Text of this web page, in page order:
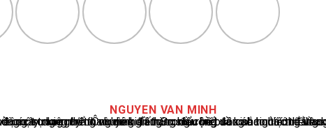
NGUYEN VAN MINH
Nguyễn Văn Minh là một trong những chuyên gia hàng đầu về báo cáo tin tức thể thao tại Việt Nam, với hơn 10 năm hoạt động trong ngành. Ông có kiến thức sâu rộng và kinh nghiệm đáng kể trong việc phân tích và báo cáo về các sự kiện thể thao hàng đầu. Sự hiểu biết sâu sắc của ông về ngành này đã giúp ông xây dựng uy tín và danh tiếng trong cộng đồng báo chí thể thao.